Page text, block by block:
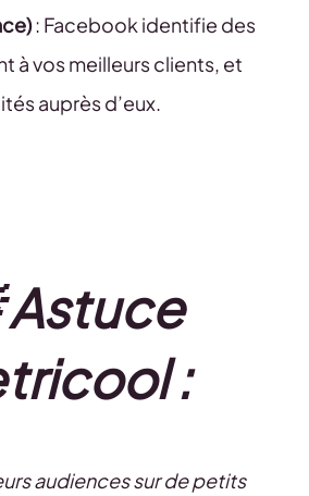
: Facebook identifie des
à vos meilleurs clients, et
auprès d’eux.
Astuce
:
audiences sur de petits